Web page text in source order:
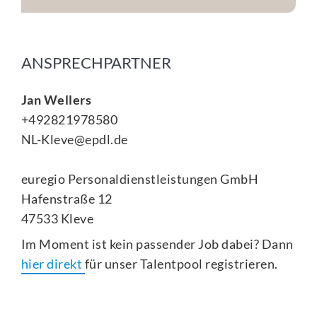
ANSPRECHPARTNER
Jan Wellers
+492821978580
NL-Kleve@epdl.de
euregio Personaldienstleistungen GmbH
Hafenstraße 12
47533 Kleve
Im Moment ist kein passender Job dabei? Dann
hier direkt für unser Talentpool registrieren.